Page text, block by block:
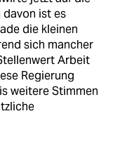
davon ist es
die kleinen
sich mancher
Arbeit
Regierung
weitere Stimmen